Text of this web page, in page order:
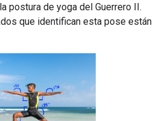
postura de yoga del Guerrero II.
que identifican esta pose están